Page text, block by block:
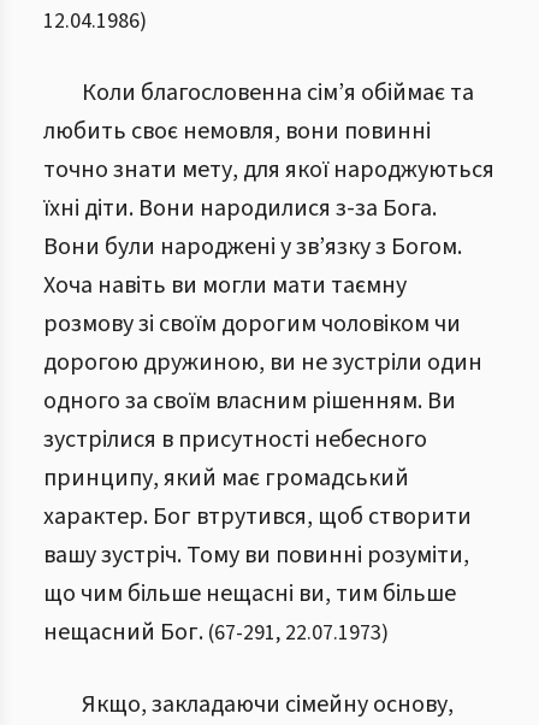
12.04.1986)
Коли благословенна сім’я обіймає та
любить своє немовля, вони повинні
точно знати мету, для якої народжуються
їхні діти. Вони народилися з-за Бога.
Вони були народжені у зв’язку з Богом.
Хоча навіть ви могли мати таємну
розмову зі своїм дорогим чоловіком чи
дорогою дружиною, ви не зустріли один
одного за своїм власним рішенням. Ви
зустрілися в присутності небесного
принципу, який має громадський
характер. Бог втрутився, щоб створити
вашу зустріч. Тому ви повинні розуміти,
що чим більше нещасні ви, тим більше
нещасний Бог. (67-291, 22.07.1973)
Якщо, закладаючи сімейну основу,